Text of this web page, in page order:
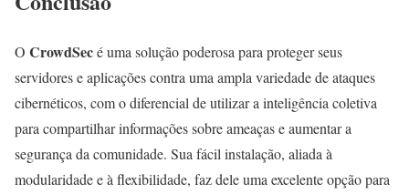
O CrowdSecé uma solução poderosa para proteger seus
servidores e aplicações contra uma ampla variedade de ataques
cibernéticos, com o diferencial de utilizar a inteligência coletiva
para compartilhar informações sobre ameaças e aumentar a
segurança da comunidade. Sua fácil instalação, aliada à
modularidade e à flexibilidade, faz dele uma excelente opção para